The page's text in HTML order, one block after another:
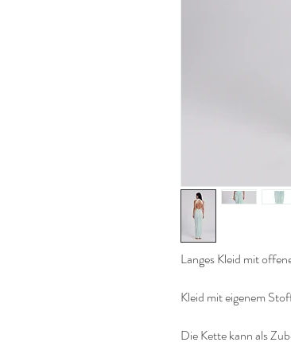
Langes Kleid mit
Kleid mit eigenem
Die Kette kann als